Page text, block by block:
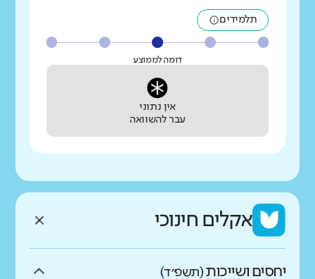
תלמידים
דומה לממוצע
אין נתוני
עבר להשוואה
אקלים חינוכי
יחסים ושייכות(תשפ״ד)